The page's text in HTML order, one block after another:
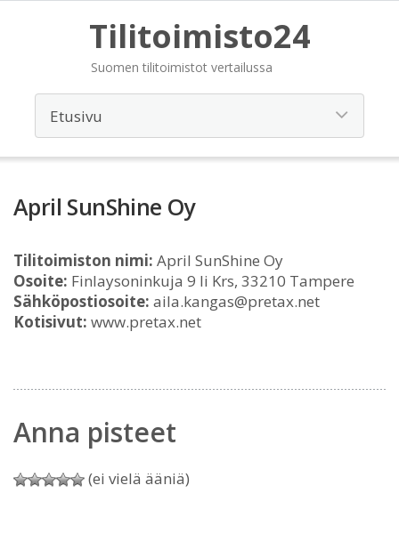
Tilitoimisto24
Suomen tilitoimistot vertailussa
April SunShine Oy
Tilitoimiston nimi: April SunShine Oy
Osoite: Finlaysoninkuja 9 Ii Krs, 33210 Tampere
Sähköpostiosoite: aila.kangas@pretax.net
Kotisivut: www.pretax.net
Anna pisteet
(ei vielä ääniä)